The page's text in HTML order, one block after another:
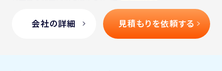
会社の詳細 見積もりを依頼する